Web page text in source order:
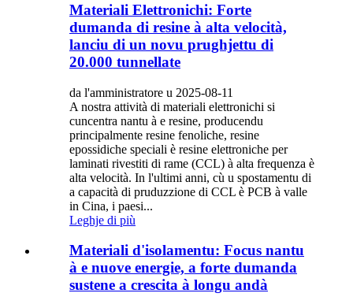
Materiali Elettronichi: Forte
dumanda di resine à alta velocità,
lanciu di un novu prughjettu di
20.000 tunnellate
da l'amministratore u 2025-08-11
A nostra attività di materiali elettronichi si
cuncentra nantu à e resine, producendu
principalmente resine fenoliche, resine
epossidiche speciali è resine elettroniche per
laminati rivestiti di rame (CCL) à alta frequenza è
alta velocità. In l'ultimi anni, cù u spostamentu di
a capacità di pruduzzione di CCL è PCB à valle
in Cina, i paesi...
Leghje di più
Materiali d'isolamentu: Focus nantu
à e nuove energie, a forte dumanda
sustene a crescita à longu andà